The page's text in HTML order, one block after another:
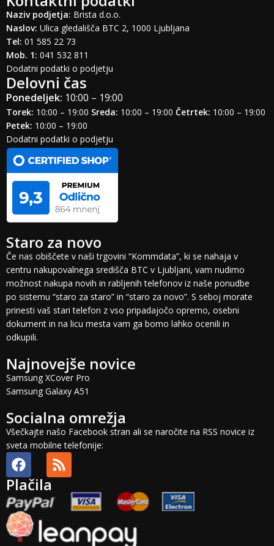
Naziv podjetja: Brista d.o.o.
Naslov: Ulica gledališča BTC 2, 1000 Ljubljana
Tel: 01 585 22 73
Mob. 1: 041 532 811
Dodatni podatki o podjetju
Delovni čas
Ponedeljek: 10:00 – 19:00
Torek: 10:00 – 19:00 Sreda: 10:00 – 19:00 Četrtek: 10:00 – 19:00
Petek: 10:00 – 19:00
Dodatni podatki o podjetju
Staro za novo
Če nas obiščete v naši trgovini “Kommdata”, ki se nahaja v
centru nakupovalnega središča BTC v Ljubljani, vam nudimo
možnost nakupa novih in rabljenih telefonov iz naše ponudbe
po sistemu “staro za staro” in “staro za novo”. S seboj morate
prinesti vaš stari telefon z vso pripadajočo opremo, osebni
dokument in na licu mesta vam ga bomo lahko ocenili in
odkupili.
Najnovejše novice
Samsung XCover Pro
Samsung Galaxy A51
Socialna omrežja
Všečkajte našo Facebook stran ali se naročite na RSS novice iz
sveta mobilne telefonije:
Plačila